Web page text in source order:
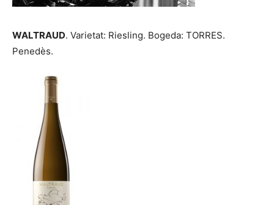
WALTRAUD. Varietat: Riesling. Bogeda: TORRES.
Penedès.